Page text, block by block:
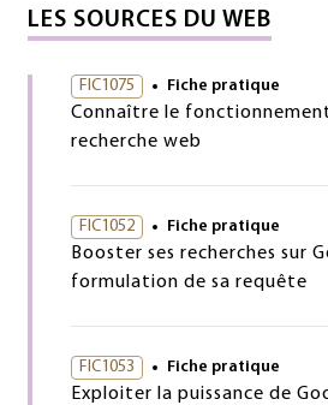
LES SOURCES DU WEB
FIC1075 Fiche pratique
Connaître le
recherche web
FIC1052 Fiche pratique
Booster ses recherches sur
formulation de sa requête
FIC1053 Fiche pratique
Exploiter la puissance de